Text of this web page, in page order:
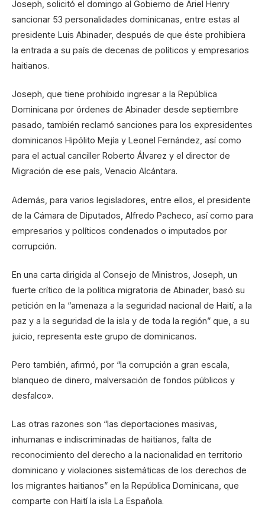
Joseph, solicitó el domingo al Gobierno de Ariel Henry
sancionar 53 personalidades dominicanas, entre estas al
presidente Luis Abinader, después de que éste prohibiera
la entrada a su país de decenas de políticos y empresarios
haitianos.
Joseph, que tiene prohibido ingresar a la República
Dominicana por órdenes de Abinader desde septiembre
pasado, también reclamó sanciones para los expresidentes
dominicanos Hipólito Mejía y Leonel Fernández, así como
para el actual canciller Roberto Álvarez y el director de
Migración de ese país, Venacio Alcántara.
Además, para varios legisladores, entre ellos, el presidente
de la Cámara de Diputados, Alfredo Pacheco, así como para
empresarios y políticos condenados o imputados por
corrupción.
En una carta dirigida al Consejo de Ministros, Joseph, un
fuerte crítico de la política migratoria de Abinader, basó su
petición en la “amenaza a la seguridad nacional de Haití, a la
paz y a la seguridad de la isla y de toda la región” que, a su
juicio, representa este grupo de dominicanos.
Pero también, afirmó, por “la corrupción a gran escala,
blanqueo de dinero, malversación de fondos públicos y
desfalco».
Las otras razones son “las deportaciones masivas,
inhumanas e indiscriminadas de haitianos, falta de
reconocimiento del derecho a la nacionalidad en territorio
dominicano y violaciones sistemáticas de los derechos de
los migrantes haitianos” en la República Dominicana, que
comparte con Haití la isla La Española.